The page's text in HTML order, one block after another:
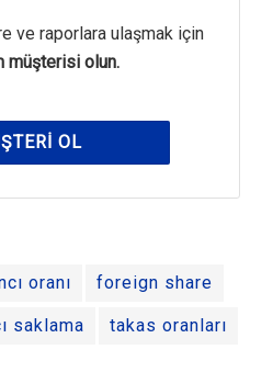
ve raporlara ulaşmak için
müşterisi olun.
OL
oranı foreign share
saklama takas oranları